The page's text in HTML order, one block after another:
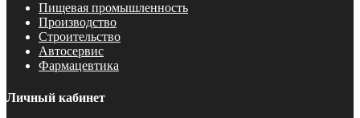
Пищевая промышленность
Производство
Строительство
Автосервис
Фармацевтика
Личный кабинет